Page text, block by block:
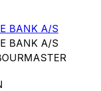
BANK A/S
BANK A/S